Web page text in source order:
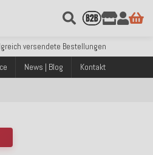
Deutschlands ab 99€ Bestellwert
Klarna, PayPal & Amazon Pay
Deutschlands ab 99€ Bestellwert
versendete Bestellungen
Deutschlands ab 99€ Bestellwert
News | Blog Kontakt